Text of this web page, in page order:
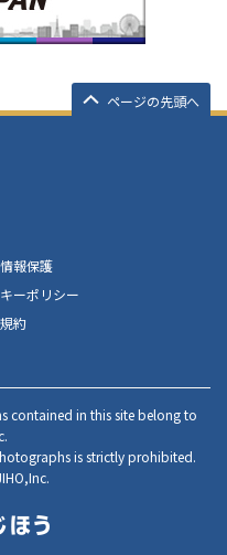
ページの先頭へ
報保護
ーポリシー
約
contained in this site belong to
is strictly prohibited.